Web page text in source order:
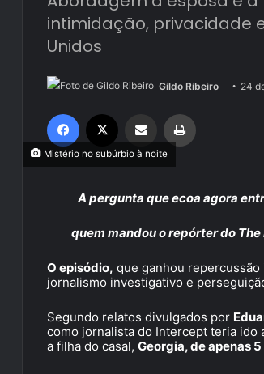
intimidação, privacidade
Unidos
Gildo Ribeiro 24
Mistério no subúrbio à noite
A pergunta que ecoa agora
quem mandou o repórter do
O episódio, que ganhou
jornalismo investigativo e
Segundo relatos divulgados por
como jornalista do Intercept teria ido
a filha do casal, Georgia, de apenas 5